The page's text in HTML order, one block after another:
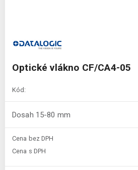
Optické vlákno CF/CA4-05
Kód:
Dosah 15-80 mm
Cena bez DPH
Cena s DPH